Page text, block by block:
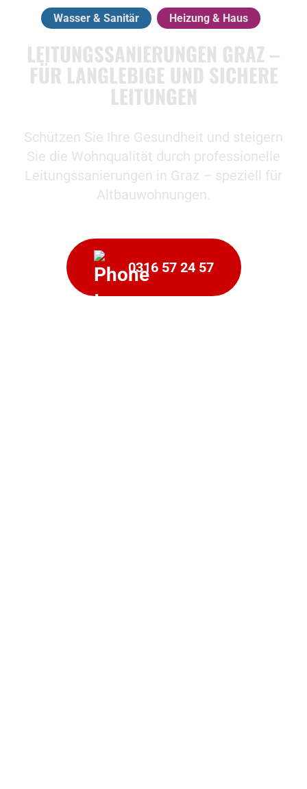
Wasser & Sanitär Heizung & Haus
LEITUNGSSANIERUNGEN GRAZ –
FÜR LANGLEBIGE UND SICHERE
LEITUNGEN
Schützen Sie Ihre Gesundheit und steigern
Sie die Wohnqualität durch professionelle
Leitungssanierungen in Graz – speziell für
Altbauwohnungen.
0316 57 24 57